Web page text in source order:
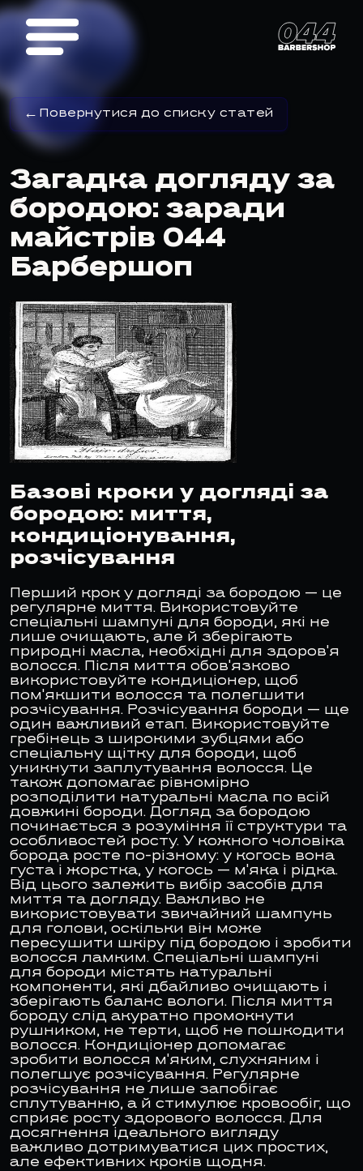
Повернутися до списку статей
Загадка догляду за
бородою: заради
майстрів 044
Барбершоп
Базові кроки у догляді за
бородою: миття,
кондиціонування,
розчісування
Перший крок у догляді за бородою — це
регулярне миття. Використовуйте
спеціальні шампуні для бороди, які не
лише очищають, але й зберігають
природні масла, необхідні для здоров'я
волосся. Після миття обов'язково
використовуйте кондиціонер, щоб
пом'якшити волосся та полегшити
розчісування. Розчісування бороди — ще
один важливий етап. Використовуйте
гребінець з широкими зубцями або
спеціальну щітку для бороди, щоб
уникнути заплутування волосся. Це
також допомагає рівномірно
розподілити натуральні масла по всій
довжині бороди. Догляд за бородою
починається з розуміння її структури та
особливостей росту. У кожного чоловіка
борода росте по-різному: у когось вона
густа і жорстка, у когось — м'яка і рідка.
Від цього залежить вибір засобів для
миття та догляду. Важливо не
використовувати звичайний шампунь
для голови, оскільки він може
пересушити шкіру під бородою і зробити
волосся ламким. Спеціальні шампуні
для бороди містять натуральні
компоненти, які дбайливо очищають і
зберігають баланс вологи. Після миття
бороду слід акуратно промокнути
рушником, не терти, щоб не пошкодити
волосся. Кондиціонер допомагає
зробити волосся м'яким, слухняним і
полегшує розчісування. Регулярне
розчісування не лише запобігає
сплутуванню, а й стимулює кровообіг, що
сприяє росту здорового волосся. Для
досягнення ідеального вигляду
важливо дотримуватися цих простих,
але ефективних кроків щодня.